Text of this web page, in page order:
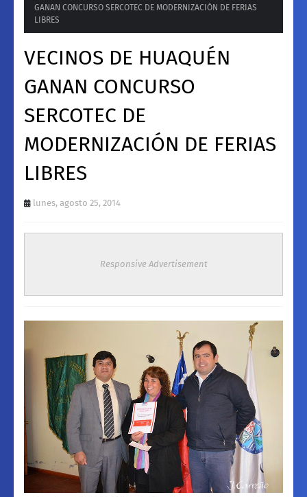
GANAN CONCURSO SERCOTEC DE MODERNIZACIÓN DE FERIAS
LIBRES
VECINOS DE HUAQUÉN
GANAN CONCURSO
SERCOTEC DE
MODERNIZACIÓN DE FERIAS
LIBRES
lunes, agosto 25, 2014
Responsive Advertisement